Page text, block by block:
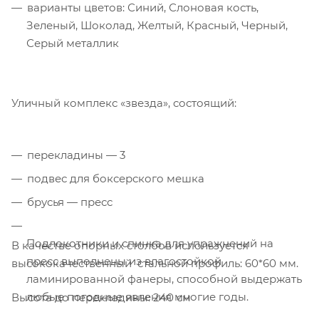
варианты цветов: Синий, Слоновая кость,
Зеленый, Шоколад, Желтый, Красный, Черный,
Серый металлик
Уличный комплекс «звезда», состоящий:
перекладины — 3
подвес для боксерского мешка
брусья — пресс
Подлокотники и спинка для упражнений на
пресс выполнены из влагостойкой
ламинированной фанеры, способной выдержать
любые погодные явления многие годы.
В качестве опорных столбов используется
высококачественный стальной профиль: 60*60 мм.
Высота до перекладины: 240 см